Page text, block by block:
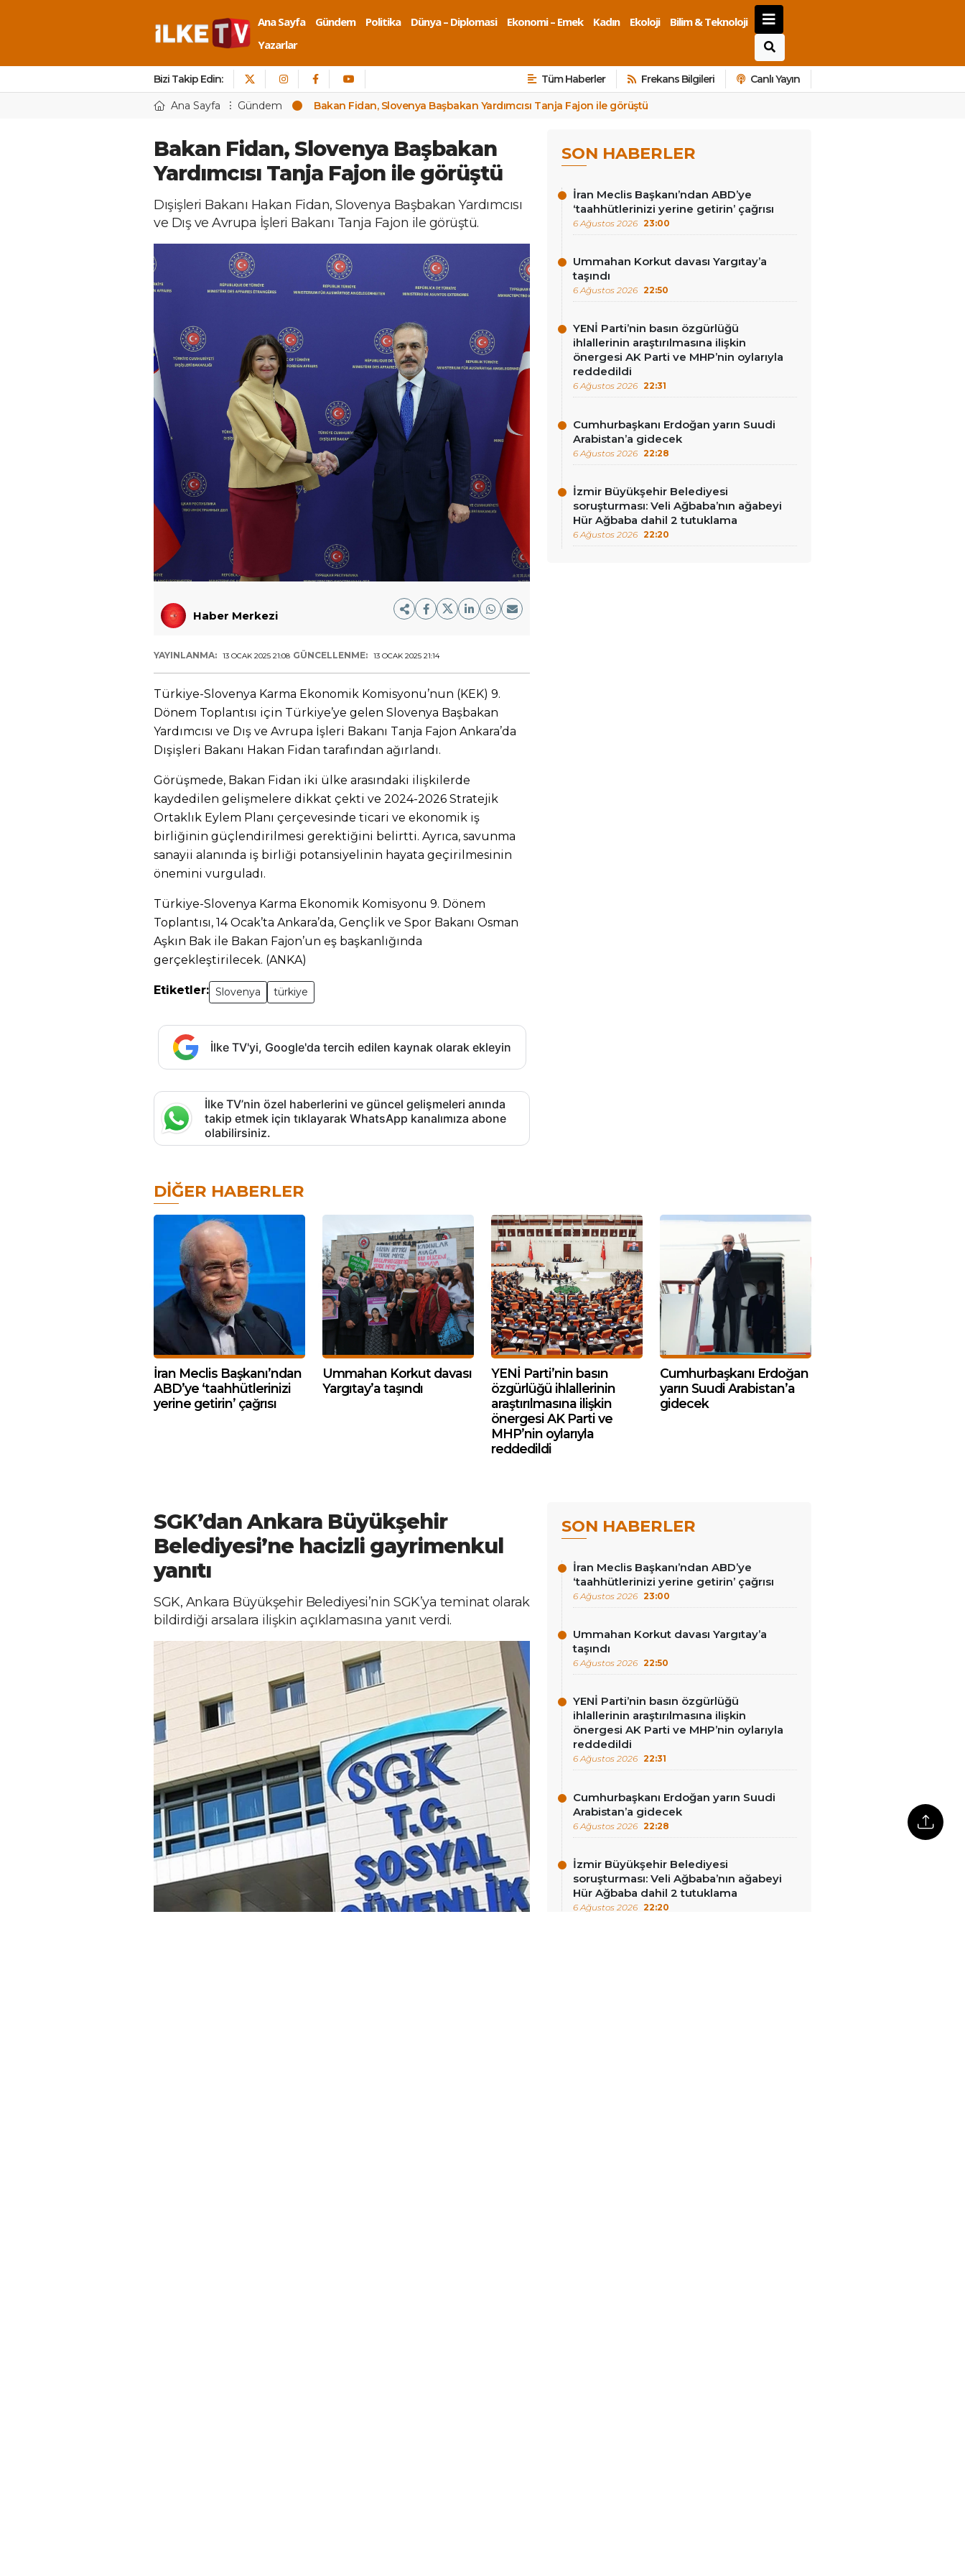
Ana Sayfa Gündem Politika Dünya – Diplomasi Ekonomi – Emek Kadın Ekoloji
Bilim & Teknoloji
Yazarlar
Bizi Takip Edin: Tüm Haberler Frekans Bilgileri Canlı Yayın
Ana Sayfa Gündem Bakan Fidan, Slovenya Başbakan Yardımcısı Tanja Fajon ile görüştü
Bakan Fidan, Slovenya Başbakan
Yardımcısı Tanja Fajon ile görüştü
Dışişleri Bakanı Hakan Fidan, Slovenya Başbakan Yardımcısı
ve Dış ve Avrupa İşleri Bakanı Tanja Fajon ile görüştü.
Haber Merkezi
YAYINLANMA: 13 OCAK 2025 21:08 GÜNCELLENME: 13 OCAK 2025 21:14
Türkiye-Slovenya Karma Ekonomik Komisyonu’nun (KEK) 9.
Dönem Toplantısı için Türkiye’ye gelen Slovenya Başbakan
Yardımcısı ve Dış ve Avrupa İşleri Bakanı Tanja Fajon Ankara’da
Dışişleri Bakanı Hakan Fidan tarafından ağırlandı.
Görüşmede, Bakan Fidan iki ülke arasındaki ilişkilerde
kaydedilen gelişmelere dikkat çekti ve 2024-2026 Stratejik
Ortaklık Eylem Planı çerçevesinde ticari ve ekonomik iş
birliğinin güçlendirilmesi gerektiğini belirtti. Ayrıca, savunma
sanayii alanında iş birliği potansiyelinin hayata geçirilmesinin
önemini vurguladı.
Türkiye-Slovenya Karma Ekonomik Komisyonu 9. Dönem
Toplantısı, 14 Ocak’ta Ankara’da, Gençlik ve Spor Bakanı Osman
Aşkın Bak ile Bakan Fajon’un eş başkanlığında
gerçekleştirilecek. (ANKA)
Etiketler: Slovenya türkiye
İlke TV'yi, Google'da tercih edilen kaynak olarak ekleyin
İlke TV’nin özel haberlerini ve güncel gelişmeleri anında
takip etmek için tıklayarak WhatsApp kanalımıza abone
olabilirsiniz.
SON HABERLER
İran Meclis Başkanı’ndan ABD’ye
‘taahhütlerinizi yerine getirin’ çağrısı
6 Ağustos 2026 23:00
Ummahan Korkut davası Yargıtay’a
taşındı
6 Ağustos 2026 22:50
YENİ Parti’nin basın özgürlüğü
ihlallerinin araştırılmasına ilişkin
önergesi AK Parti ve MHP’nin oylarıyla
reddedildi
6 Ağustos 2026 22:31
Cumhurbaşkanı Erdoğan yarın Suudi
Arabistan’a gidecek
6 Ağustos 2026 22:28
İzmir Büyükşehir Belediyesi
soruşturması: Veli Ağbaba’nın ağabeyi
Hür Ağbaba dahil 2 tutuklama
6 Ağustos 2026 22:20
DIĞER HABERLER
İran Meclis Başkanı’ndan
ABD’ye ‘taahhütlerinizi
yerine getirin’ çağrısı
Ummahan Korkut davası
Yargıtay’a taşındı
YENİ Parti’nin basın
özgürlüğü ihlallerinin
araştırılmasına ilişkin
önergesi AK Parti ve
MHP’nin oylarıyla
reddedildi
Cumhurbaşkanı Erdoğan
yarın Suudi Arabistan’a
gidecek
SGK’dan Ankara Büyükşehir
Belediyesi’ne hacizli gayrimenkul
yanıtı
SGK, Ankara Büyükşehir Belediyesi’nin SGK’ya teminat olarak
bildirdiği arsalara ilişkin açıklamasına yanıt verdi.
SON HABERLER
İran Meclis Başkanı’ndan ABD’ye
‘taahhütlerinizi yerine getirin’ çağrısı
6 Ağustos 2026 23:00
Ummahan Korkut davası Yargıtay’a
taşındı
6 Ağustos 2026 22:50
YENİ Parti’nin basın özgürlüğü
ihlallerinin araştırılmasına ilişkin
önergesi AK Parti ve MHP’nin oylarıyla
reddedildi
6 Ağustos 2026 22:31
Cumhurbaşkanı Erdoğan yarın Suudi
Arabistan’a gidecek
6 Ağustos 2026 22:28
İzmir Büyükşehir Belediyesi
soruşturması: Veli Ağbaba’nın ağabeyi
Hür Ağbaba dahil 2 tutuklama
6 Ağustos 2026 22:20